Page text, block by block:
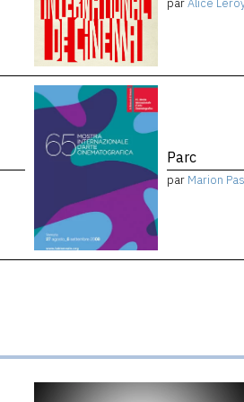
parAlice
Parc
par Marion